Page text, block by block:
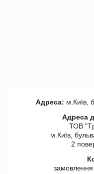
Адреса: м.Київ,
Адреса
ТОВ
м.Київ,
2
замовлення